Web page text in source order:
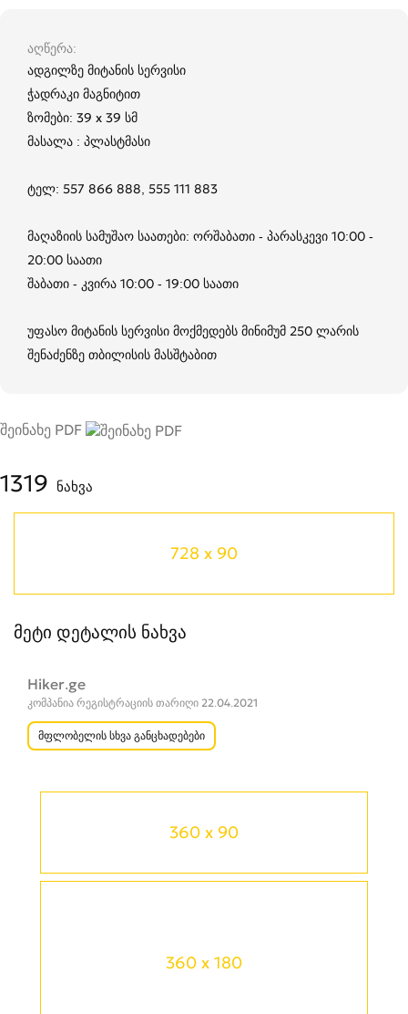
360 x 90
360 x 180
აღწერა
ადგილზე მიტანის სერვისი
ჭადრაკი მაგნიტით
ზომები: 39 x 39 სმ
მასალა : პლასტმასი
ტელ: 557 866 888, 555 111 883
მაღაზიის სამუშაო საათები: ორშაბათი - პარასკევი 10:00 -
20:00 საათი
შაბათი - კვირა 10:00 - 19:00 საათი
უფასო მიტანის სერვისი მოქმედებს მინიმუმ 250 ლარის
შენაძენზე თბილისის მასშტაბით
შეინახე PDF
1319 ნახვა
728 x 90
მეტი დეტალის ნახვა
Hiker.ge
კომპანია რეგისტრაციის თარიღი 22.04.2021
მფლობელის სხვა განცხადებები